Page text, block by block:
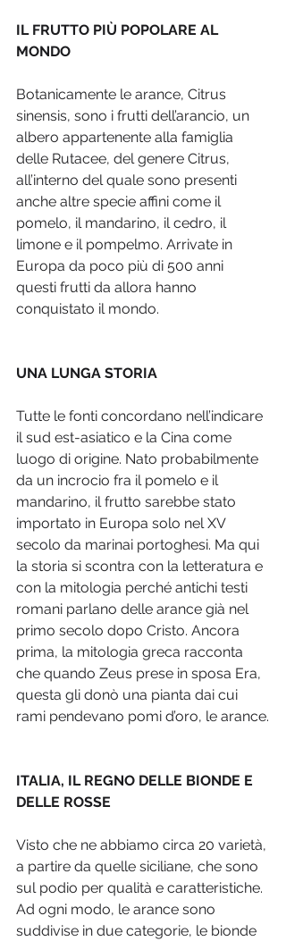
IL FRUTTO PIÙ POPOLARE AL
MONDO
Botanicamente le arance, Citrus
sinensis, sono i frutti dell’arancio, un
albero appartenente alla famiglia
delle Rutacee, del genere Citrus,
all’interno del quale sono presenti
anche altre specie affini come il
pomelo, il mandarino, il cedro, il
limone e il pompelmo. Arrivate in
Europa da poco più di 500 anni
questi frutti da allora hanno
conquistato il mondo.
UNA LUNGA STORIA
Tutte le fonti concordano nell’indicare
il sud est-asiatico e la Cina come
luogo di origine. Nato probabilmente
da un incrocio fra il pomelo e il
mandarino, il frutto sarebbe stato
importato in Europa solo nel XV
secolo da marinai portoghesi. Ma qui
la storia si scontra con la letteratura e
con la mitologia perché antichi testi
romani parlano delle arance già nel
primo secolo dopo Cristo. Ancora
prima, la mitologia greca racconta
che quando Zeus prese in sposa Era,
questa gli donò una pianta dai cui
rami pendevano pomi d’oro, le arance.
ITALIA, IL REGNO DELLE BIONDE E
DELLE ROSSE
Visto che ne abbiamo circa 20 varietà,
a partire da quelle siciliane, che sono
sul podio per qualità e caratteristiche.
Ad ogni modo, le arance sono
suddivise in due categorie, le bionde